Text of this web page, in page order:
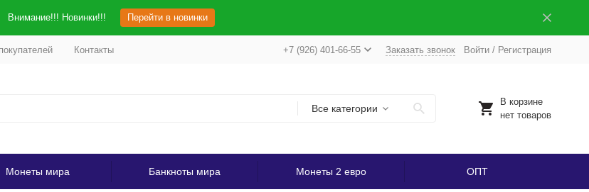
Внимание!!! Новинки!!! Перейти в новинки
Контакты +7 (926) 401-66-55 Заказать звонок Войти/ Регистрация
Все категории
В корзине
нет товаров
Монеты мира Банкноты мира Монеты 2 евро ОПТ